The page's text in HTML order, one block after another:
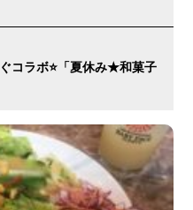
コラボ⭐️「夏休み★和菓子